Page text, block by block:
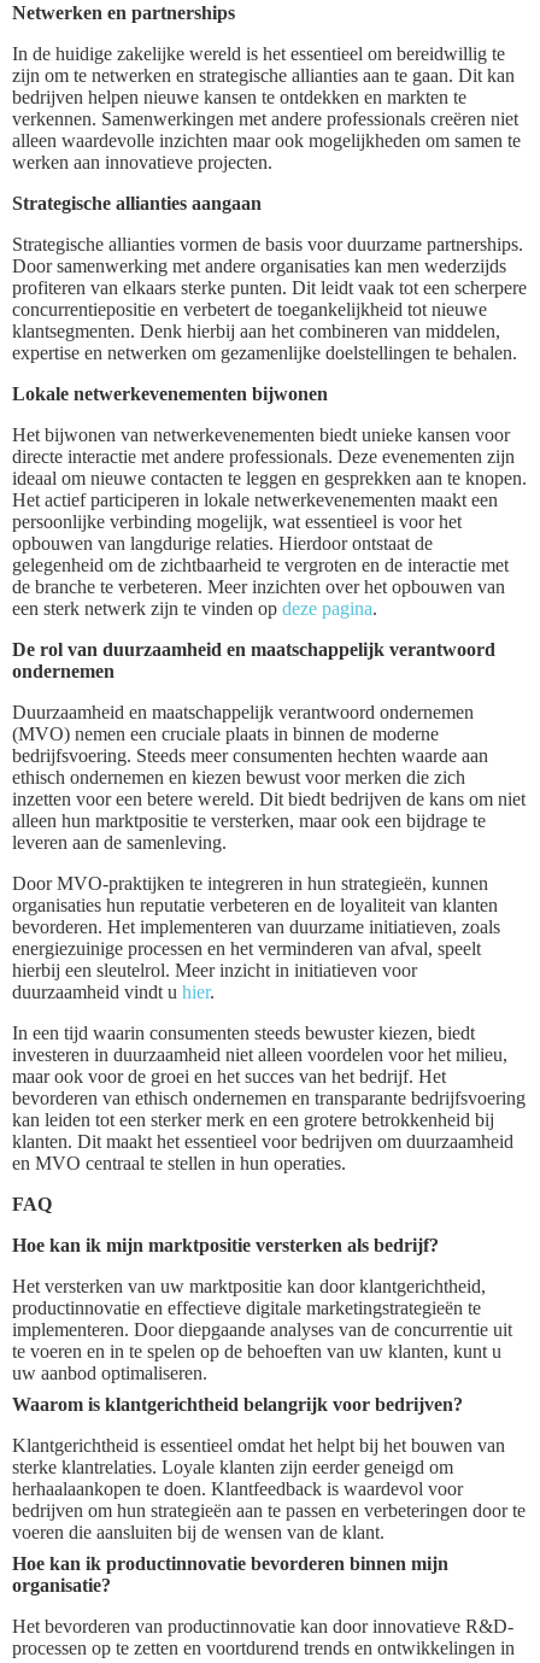
Netwerken en partnerships
In de huidige zakelijke wereld is het essentieel om bereidwillig te
zijn om te netwerken en strategische allianties aan te gaan. Dit kan
bedrijven helpen nieuwe kansen te ontdekken en markten te
verkennen. Samenwerkingen met andere professionals creëren niet
alleen waardevolle inzichten maar ook mogelijkheden om samen te
werken aan innovatieve projecten.
Strategische allianties aangaan
Strategische allianties vormen de basis voor duurzame partnerships.
Door samenwerking met andere organisaties kan men wederzijds
profiteren van elkaars sterke punten. Dit leidt vaak tot een scherpere
concurrentiepositie en verbetert de toegankelijkheid tot nieuwe
klantsegmenten. Denk hierbij aan het combineren van middelen,
expertise en netwerken om gezamenlijke doelstellingen te behalen.
Lokale netwerkevenementen bijwonen
Het bijwonen van netwerkevenementen biedt unieke kansen voor
directe interactie met andere professionals. Deze evenementen zijn
ideaal om nieuwe contacten te leggen en gesprekken aan te knopen.
Het actief participeren in lokale netwerkevenementen maakt een
persoonlijke verbinding mogelijk, wat essentieel is voor het
opbouwen van langdurige relaties. Hierdoor ontstaat de
gelegenheid om de zichtbaarheid te vergroten en de interactie met
de branche te verbeteren. Meer inzichten over het opbouwen van
een sterk netwerk zijn te vinden op deze pagina.
De rol van duurzaamheid en maatschappelijk verantwoord
ondernemen
Duurzaamheid en maatschappelijk verantwoord ondernemen
(MVO) nemen een cruciale plaats in binnen de moderne
bedrijfsvoering. Steeds meer consumenten hechten waarde aan
ethisch ondernemen en kiezen bewust voor merken die zich
inzetten voor een betere wereld. Dit biedt bedrijven de kans om niet
alleen hun marktpositie te versterken, maar ook een bijdrage te
leveren aan de samenleving.
Door MVO-praktijken te integreren in hun strategieën, kunnen
organisaties hun reputatie verbeteren en de loyaliteit van klanten
bevorderen. Het implementeren van duurzame initiatieven, zoals
energiezuinige processen en het verminderen van afval, speelt
hierbij een sleutelrol. Meer inzicht in initiatieven voor
duurzaamheid vindt u hier.
In een tijd waarin consumenten steeds bewuster kiezen, biedt
investeren in duurzaamheid niet alleen voordelen voor het milieu,
maar ook voor de groei en het succes van het bedrijf. Het
bevorderen van ethisch ondernemen en transparante bedrijfsvoering
kan leiden tot een sterker merk en een grotere betrokkenheid bij
klanten. Dit maakt het essentieel voor bedrijven om duurzaamheid
en MVO centraal te stellen in hun operaties.
FAQ
Hoe kan ik mijn marktpositie versterken als bedrijf?
Het versterken van uw marktpositie kan door klantgerichtheid,
productinnovatie en effectieve digitale marketingstrategieën te
implementeren. Door diepgaande analyses van de concurrentie uit
te voeren en in te spelen op de behoeften van uw klanten, kunt u
uw aanbod optimaliseren.
Waarom is klantgerichtheid belangrijk voor bedrijven?
Klantgerichtheid is essentieel omdat het helpt bij het bouwen van
sterke klantrelaties. Loyale klanten zijn eerder geneigd om
herhaalaankopen te doen. Klantfeedback is waardevol voor
bedrijven om hun strategieën aan te passen en verbeteringen door te
voeren die aansluiten bij de wensen van de klant.
Hoe kan ik productinnovatie bevorderen binnen mijn
organisatie?
Het bevorderen van productinnovatie kan door innovatieve R&D-
processen op te zetten en voortdurend trends en ontwikkelingen in